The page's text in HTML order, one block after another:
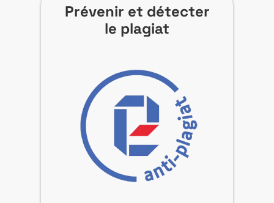
Prévenir et détecter
le plagiat